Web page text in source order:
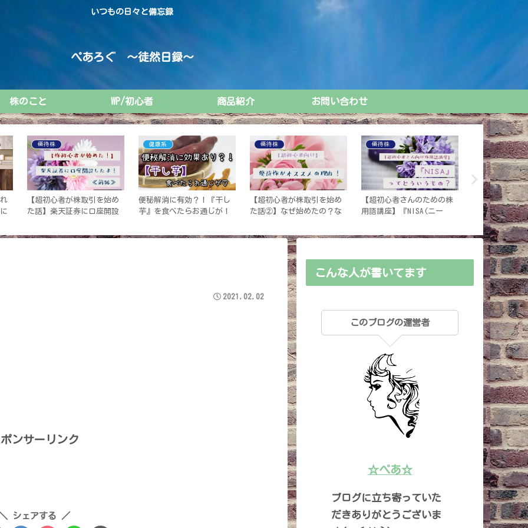
いつもの日々と備忘録
ぺあろぐ ～徒然日録～
株のこと WP/初心者 商品紹介 お問い合わせ
美容系
首元の小さいイボのような
ブツブツ…取りたい！アン
WP困ったシリーズ
【初心者向け】《Cocoon》
ワードプレスでグローバル
る
優待株
【超初心者が株取引を始め
た話】楽天証券に口座開設
健康系
【おススメしたい！】お通
じ改善サプリ５選！！
優待株
【株初心者】
益《2021.4月
2021.02.02
ンサーリンク
シェアする
こんな人が書いてます
このブログの運営者
☆ぺあ☆
ブログに立ち寄っていた
だきありがとうございま